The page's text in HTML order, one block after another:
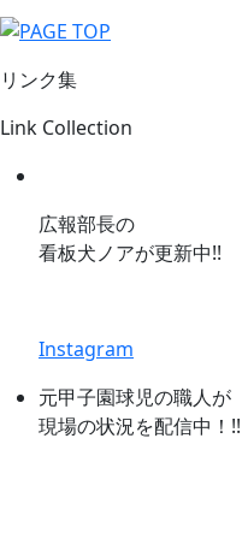
リンク集
Link Collection
広報部長の
看板犬ノアが更新中!!
Instagram
元甲子園球児の職人が
現場の状況を配信中！!!